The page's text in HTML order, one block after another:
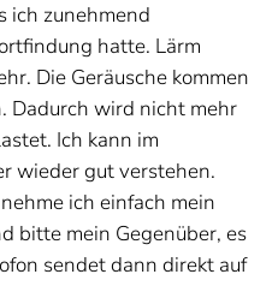
ich zunehmend
hatte. Lärm
Die Geräusche kommen
Dadurch wird nicht mehr
Ich kann im
wieder gut verstehen.
ich einfach mein
bitte mein Gegenüber, es
sendet dann direkt auf